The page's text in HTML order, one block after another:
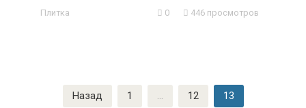
Плитка 0 446 просмотров
Назад 1 … 12 13